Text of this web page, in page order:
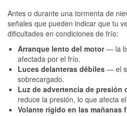
Antes o durante una tormenta de
señales que pueden indicar que tu
dificultades en condiciones de frío:
Arranque lento del motor— la
afectada por el frío.
Luces delanteras débiles — el
sobrecargado.
Luz de advertencia de presión
reduce la presión, lo que afecta
Volante rígido en las mañanas